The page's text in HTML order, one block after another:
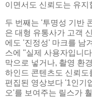
이면서도 신뢰도는 유지
두 번째는 '투명성 기반
은 대형 유통사가 고객
에도 '진정성' 마크를 남
스에 "실제 사용자입니
막으로 넣거나, 촬영 환
하인드 콘텐츠도 신뢰도
편집된 영상보다 '1인기
오'를 보여주는 릴스가